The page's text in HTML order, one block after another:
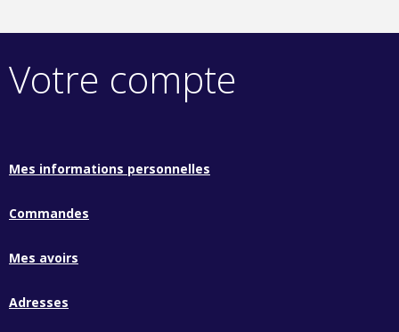
Votre compte
Mes informations personnelles
Commandes
Mes avoirs
Adresses